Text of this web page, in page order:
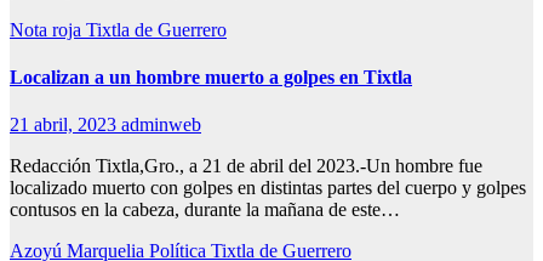
Nota roja Tixtla de Guerrero
Localizan a un hombre muerto a golpes en Tixtla
21 abril, 2023 adminweb
Redacción Tixtla,Gro., a 21 de abril del 2023.-Un hombre fue
localizado muerto con golpes en distintas partes del cuerpo y golpes
contusos en la cabeza, durante la mañana de este…
Azoyú Marquelia Política Tixtla de Guerrero